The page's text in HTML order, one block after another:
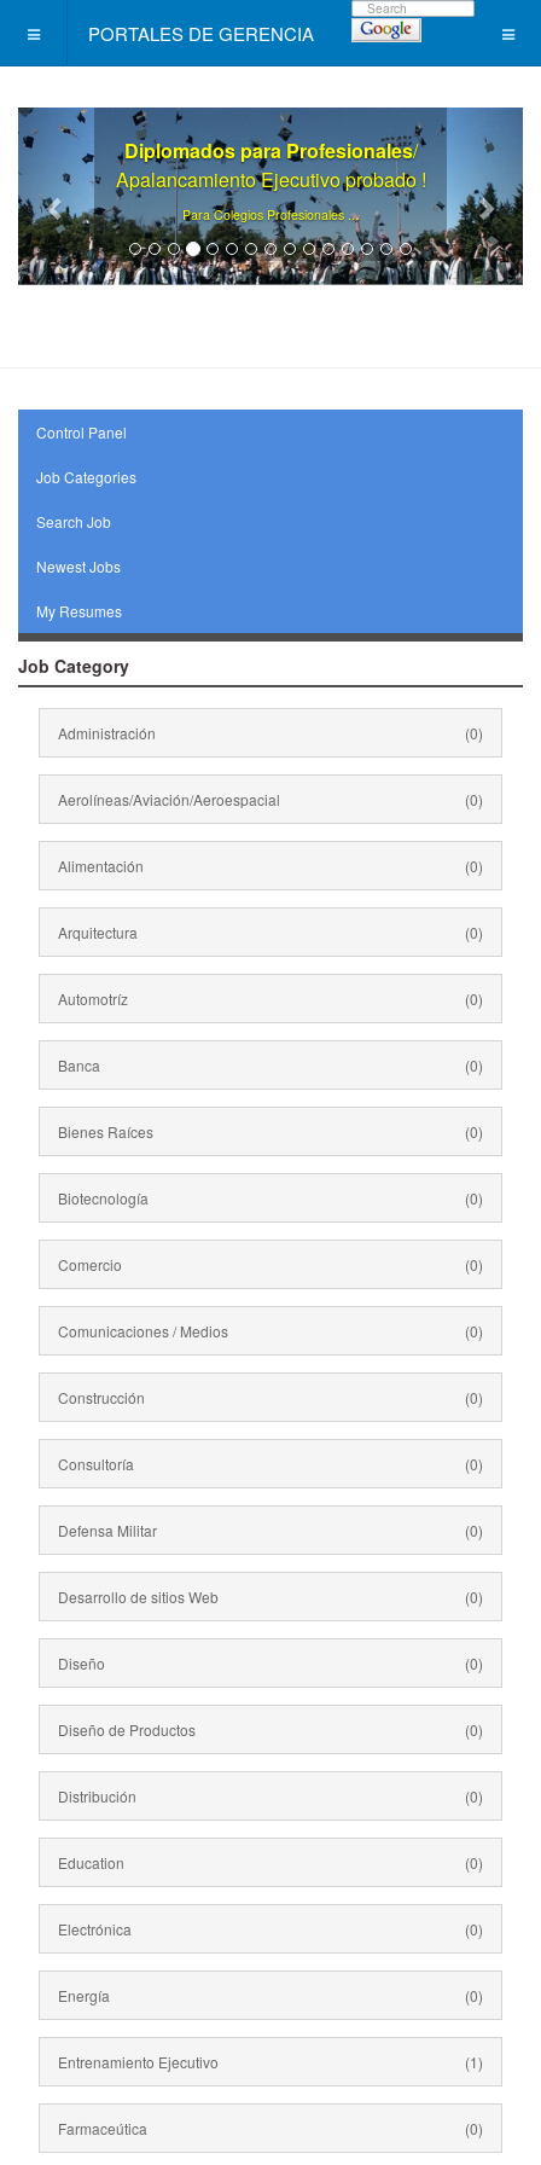
PORTALES DE GERENCIA
Diplomados para Profesionales/
Apalancamiento Ejecutivo probado !
Para Colegios Profesionales ...
Control Panel
Job Categories
Search Job
Newest Jobs
My Resumes
Job Category
Administración (0)
Aerolíneas/Aviación/Aeroespacial (0)
Alimentación (0)
Arquitectura (0)
Automotríz (0)
Banca (0)
Bienes Raíces (0)
Biotecnología (0)
Comercio (0)
Comunicaciones / Medios (0)
Construcción (0)
Consultoría (0)
Defensa Militar (0)
Desarrollo de sitios Web (0)
Diseño (0)
Diseño de Productos (0)
Distribución (0)
Education (0)
Electrónica (0)
Energía (0)
Entrenamiento Ejecutivo (1)
Farmaceútica (0)